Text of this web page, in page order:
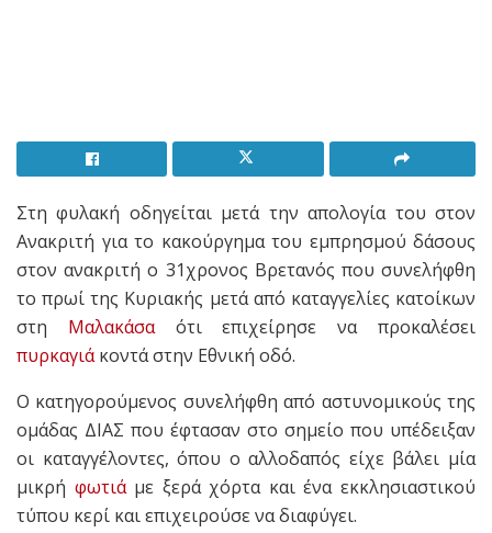
Στη φυλακή οδηγείται μετά την απολογία του στον
Ανακριτή για το κακούργημα του εμπρησμού δάσους
στον ανακριτή ο 31χρονος Βρετανός που συνελήφθη
το πρωί της Κυριακής μετά από καταγγελίες κατοίκων
στη Μαλακάσαότι επιχείρησε να προκαλέσει
πυρκαγιάκοντά στην Εθνική οδό.
Ο κατηγορούμενος συνελήφθη από αστυνομικούς της
ομάδας ΔΙΑΣ που έφτασαν στο σημείο που υπέδειξαν
οι καταγγέλοντες, όπου ο αλλοδαπός είχε βάλει μία
μικρή φωτιάμε ξερά χόρτα και ένα εκκλησιαστικού
τύπου κερί και επιχειρούσε να διαφύγει.